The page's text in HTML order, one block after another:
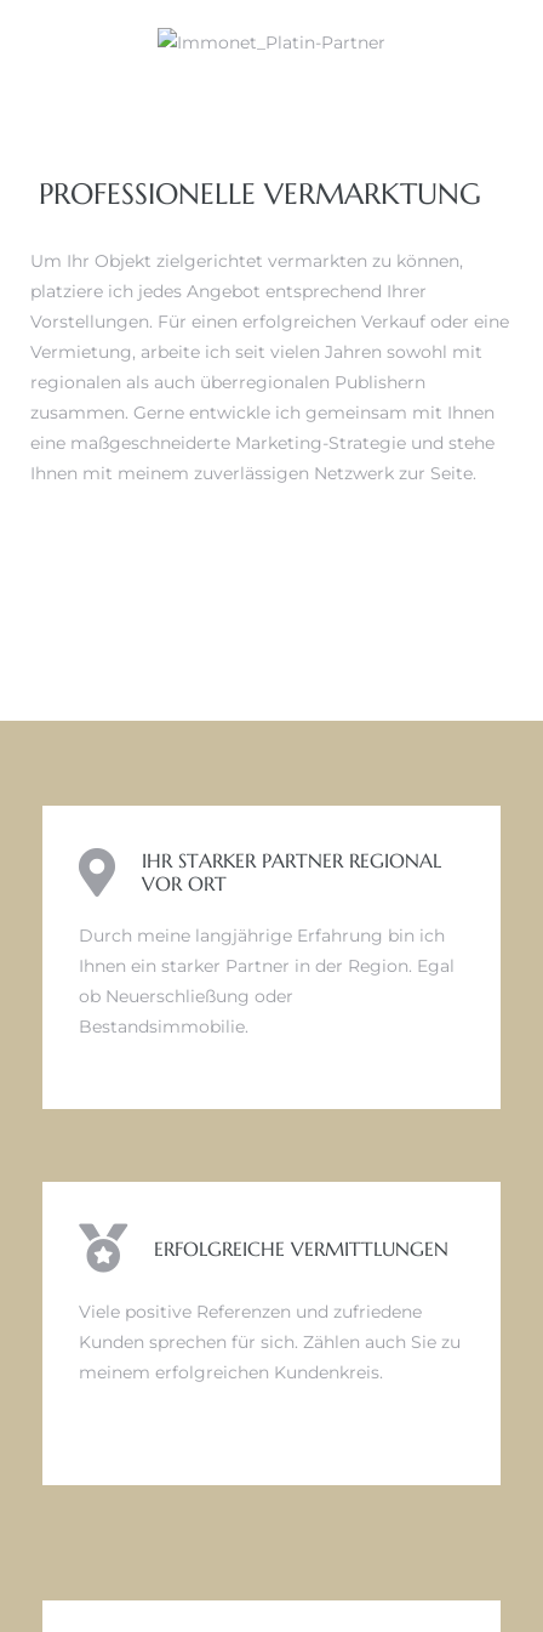
PROFESSIONELLE VERMARKTUNG
Um Ihr Objekt zielgerichtet vermarkten zu können,
platziere ich jedes Angebot entsprechend Ihrer
Vorstellungen. Für einen erfolgreichen Verkauf oder eine
Vermietung, arbeite ich seit vielen Jahren sowohl mit
regionalen als auch überregionalen Publishern
zusammen. Gerne entwickle ich gemeinsam mit Ihnen
eine maßgeschneiderte Marketing-Strategie und stehe
Ihnen mit meinem zuverlässigen Netzwerk zur Seite.
IHR STARKER PARTNER REGIONAL
VOR ORT
Durch meine langjährige Erfahrung bin ich
Ihnen ein starker Partner in der Region. Egal
ob Neuerschließung oder
Bestandsimmobilie.
ERFOLGREICHE VERMITTLUNGEN
Viele positive Referenzen und zufriedene
Kunden sprechen für sich. Zählen auch Sie zu
meinem erfolgreichen Kundenkreis.